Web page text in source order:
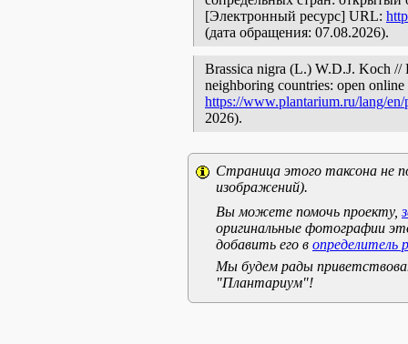
[Электронный ресурс] URL:
(дата обращения: 07.08.2026).
Brassica nigra (L.) W.D.J. Koch //
neighboring countries: open
https://www.plantarium.ru/lang/
2026).
Страница этого таксона не
изображений).
Вы можете помочь проекту,
оригинальные фотографии
добавить его в определитель
Мы будем рады
"Плантариум"!